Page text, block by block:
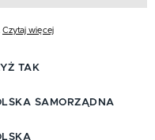
Czytaj więcej
TAK
SAMORZĄDNA